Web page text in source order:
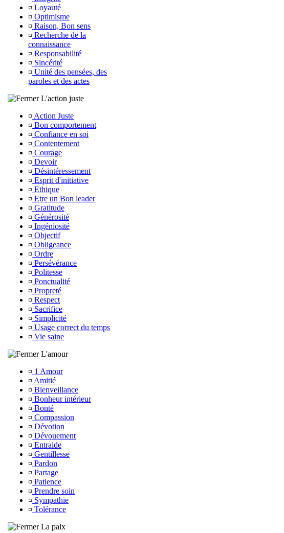
¤ Loyauté
¤ Optimisme
¤ Raison, Bon sens
¤ Recherche de la
connaissance
¤ Responsabilité
¤ Sincérité
¤ Unité des pensées, des
paroles et des actes
L'action juste
¤ Action Juste
¤ Bon comportement
¤ Confiance en soi
¤ Contentement
¤ Courage
¤ Devoir
¤ Désintéressement
¤ Esprit d'initiative
¤ Ethique
¤ Etre un Bon leader
¤ Gratitude
¤ Générosité
¤ Ingéniosité
¤ Objectif
¤ Obligeance
¤ Ordre
¤ Persévérance
¤ Politesse
¤ Ponctualité
¤ Propreté
¤ Respect
¤ Sacrifice
¤ Simplicité
¤ Usage correct du temps
¤ Vie saine
L'amour
¤ 1 Amour
¤ Amitié
¤ Bienveillance
¤ Bonheur intérieur
¤ Bonté
¤ Compassion
¤ Dévotion
¤ Dévouement
¤ Entraide
¤ Gentillesse
¤ Pardon
¤ Partage
¤ Patience
¤ Prendre soin
¤ Sympathie
¤ Tolérance
La paix